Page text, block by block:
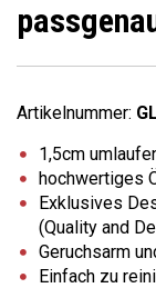
Artikelnummer:
1,5cm
hochwertiges
Exklusives
(Quality and
Geruchsarm
Einfach zu